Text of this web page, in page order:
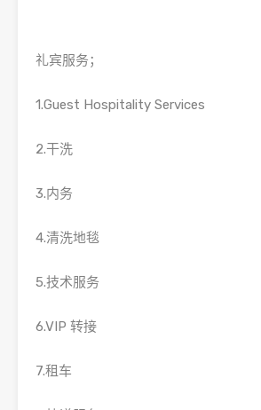
礼宾服务；
1.Guest Hospitality Services
2.干洗
3.内务
4.清洗地毯
5.技术服务
6.VIP 转接
7.租车